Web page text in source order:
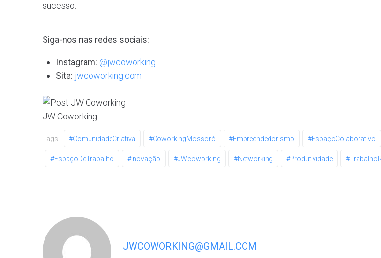
sucesso.
Siga-nos nas redes sociais:
Instagram: @jwcoworking
Site: jwcoworking.com
JW Coworking
Tags: #ComunidadeCriativa #CoworkingMossoró #Empreendedorismo #EspaçoColaborativo
#EspaçoDeTrabalho #Inovação #JWcoworking #Networking #Produtividade
JWCOWORKING@GMAIL.COM